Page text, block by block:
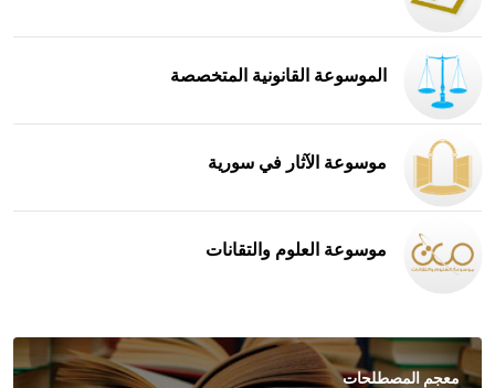
الموسوعة القانونية المتخصصة
موسوعة الآثار في سورية
موسوعة العلوم والتقانات
معجم المصطلحات